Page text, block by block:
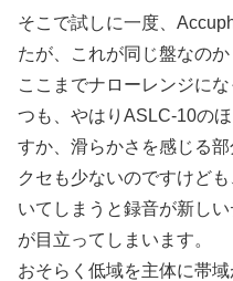
そこで試しに一度、
たが、これが同じ盤なの
ここまでナローレンジに
つも、やはりASLC-10の
すか、滑らかさを感じる部
クセも少ないのですけど
いてしまうと録音が新し
が目立ってしまいます。
おそらく低域を主体に帯